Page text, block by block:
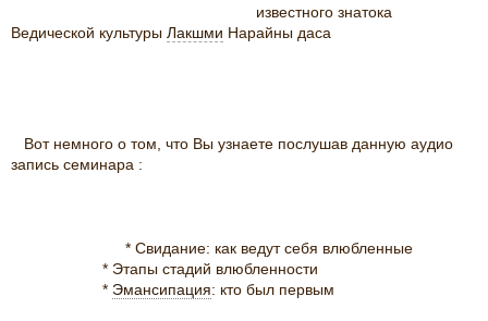
СОВРЕМЕННОМ
ОБЩЕСТВЕ
известного знатока
Ведической культуры Лакшми Нарайны даса
Вот немного о том, что Вы узнаете послушав данную аудио
запись семинара :
* Свидание: как ведут себя влюбленные
* Этапы стадий влюбленности
* Эмансипация: кто был первым